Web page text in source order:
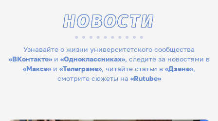
Узнавайте о жизни университетского сообщества
«ВКонтакте»и «Одноклассниках», следите за новостями в
«Максе» и «Телеграме», читайте статьи в «Дзене»,
смотрите сюжеты на «Rutube»
НОВОСТИ